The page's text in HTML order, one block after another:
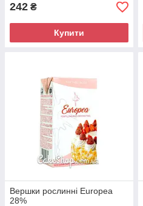
242 ₴
Купити
Вершки рослинні Europea
28%